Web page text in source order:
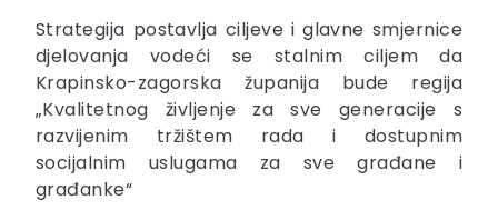
Strategija postavlja ciljeve i glavne smjernice
djelovanja vodeći se stalnim ciljem da
Krapinsko-zagorska županija bude regija
„Kvalitetnog življenje za sve generacije s
razvijenim tržištem rada i dostupnim
socijalnim uslugama za sve građane i
građanke“